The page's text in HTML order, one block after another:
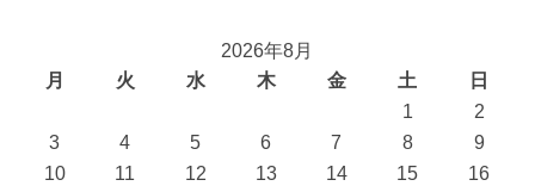
2026年8月
月
火 水 木 金 土
日
1
2
3
4 5 6 7 8
9
10
11 12 13 14 15
16